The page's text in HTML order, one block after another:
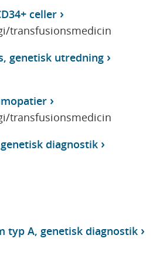
celler
transfusionsmedicin
genetisk utredning
transfusionsmedicin
diagnostik
typ A, genetisk diagnostik